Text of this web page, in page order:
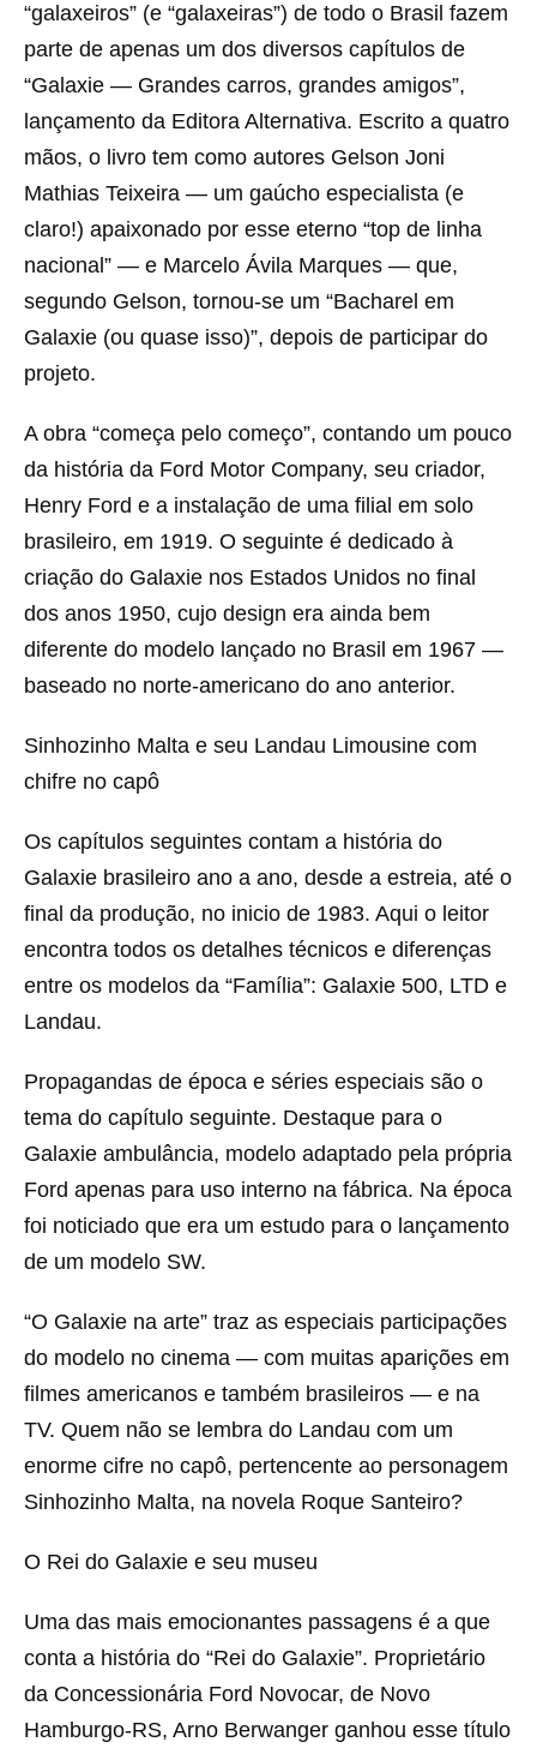
“galaxeiros” (e “galaxeiras”) de todo o Brasil fazem
parte de apenas um dos diversos capítulos de
“Galaxie — Grandes carros, grandes amigos”,
lançamento da Editora Alternativa. Escrito a quatro
mãos, o livro tem como autores Gelson Joni
Mathias Teixeira — um gaúcho especialista (e
claro!) apaixonado por esse eterno “top de linha
nacional” — e Marcelo Ávila Marques — que,
segundo Gelson, tornou-se um “Bacharel em
Galaxie (ou quase isso)”, depois de participar do
projeto.
A obra “começa pelo começo”, contando um pouco
da história da Ford Motor Company, seu criador,
Henry Ford e a instalação de uma filial em solo
brasileiro, em 1919. O seguinte é dedicado à
criação do Galaxie nos Estados Unidos no final
dos anos 1950, cujo design era ainda bem
diferente do modelo lançado no Brasil em 1967 —
baseado no norte-americano do ano anterior.
Sinhozinho Malta e seu Landau Limousine com
chifre no capô
Os capítulos seguintes contam a história do
Galaxie brasileiro ano a ano, desde a estreia, até o
final da produção, no inicio de 1983. Aqui o leitor
encontra todos os detalhes técnicos e diferenças
entre os modelos da “Família”: Galaxie 500, LTD e
Landau.
Propagandas de época e séries especiais são o
tema do capítulo seguinte. Destaque para o
Galaxie ambulância, modelo adaptado pela própria
Ford apenas para uso interno na fábrica. Na época
foi noticiado que era um estudo para o lançamento
de um modelo SW.
“O Galaxie na arte” traz as especiais participações
do modelo no cinema — com muitas aparições em
filmes americanos e também brasileiros — e na
TV. Quem não se lembra do Landau com um
enorme cifre no capô, pertencente ao personagem
Sinhozinho Malta, na novela Roque Santeiro?
O Rei do Galaxie e seu museu
Uma das mais emocionantes passagens é a que
conta a história do “Rei do Galaxie”. Proprietário
da Concessionária Ford Novocar, de Novo
Hamburgo-RS, Arno Berwanger ganhou esse título